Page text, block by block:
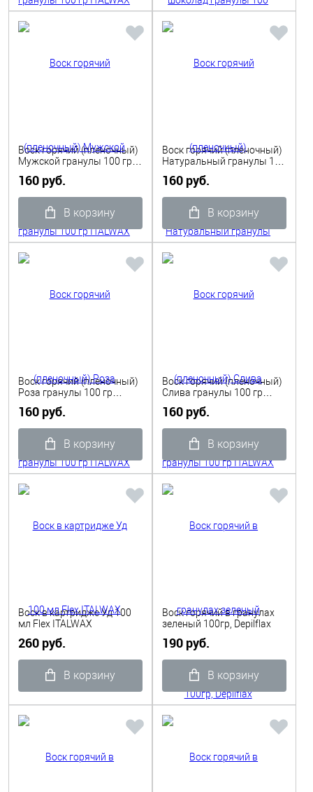
Воск горячий (пленочный)
Мужской гранулы 100 гр
160 руб.
В корзину
Воск горячий (пленочный)
Натуральный гранулы 100
160 руб.
В корзину
Воск горячий (пленочный)
Роза гранулы 100 гр
160 руб.
В корзину
Воск горячий (пленочный)
Слива гранулы 100 гр
160 руб.
В корзину
Воск в картридже Уд 100
мл Flex ITALWAX
260 руб.
В корзину
Воск горячий в гранулах
зеленый 100гр, Depilflax
190 руб.
В корзину